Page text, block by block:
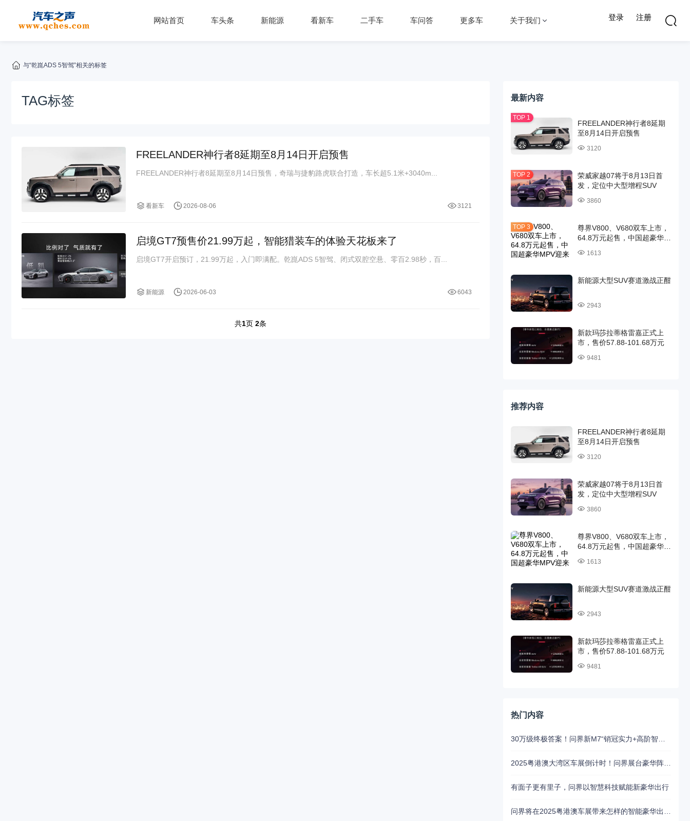
网站首页 车头条 新能源 看新车 二手车 车问答 更多车 关于我们 登录 注册
与“乾崑ADS 5智驾”相关的标签
TAG标签
FREELANDER神行者8延期至8月14日开启预售
FREELANDER神行者8延期至8月14日预售，奇瑞与捷豹路虎联合打造，车长超5.1米+3040m...
看新车 2026-08-06 3121
启境GT7预售价21.99万起，智能猎装车的体验天花板来了
启境GT7开启预订，21.99万起，入门即满配。乾崑ADS 5智驾、闭式双腔空悬、零百2.98秒，百...
新能源 2026-06-03 6043
共1页 2条
最新内容
FREELANDER神行者8延期
至8月14日开启预售
3120
荣威家越07将于8月13日首
发，定位中大型增程SUV
3860
尊界V800、V680双车上市，
64.8万元起售，中国超豪华
1613
新能源大型SUV赛道激战正酣
2943
新款玛莎拉蒂格雷嘉正式上
市，售价57.88-101.68万元
9481
推荐内容
FREELANDER神行者8延期
至8月14日开启预售
3120
荣威家越07将于8月13日首
发，定位中大型增程SUV
3860
尊界V800、V680双车上市，
64.8万元起售，中国超豪华
1613
新能源大型SUV赛道激战正酣
2943
新款玛莎拉蒂格雷嘉正式上
市，售价57.88-101.68万元
9481
热门内容
2025粤港澳大湾区车展倒计时！问界展台豪华阵容抢先揭秘
有面子更有里子，问界以智慧科技赋能新豪华出行